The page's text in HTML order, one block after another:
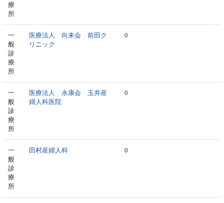
療
所
一
般
診
療
所
医療法人 向来会 前田ク
リニック
0
一
般
診
療
所
医療法人 永康会 玉井産
婦人科医院
0
一
般
診
療
所
田村産婦人科 0